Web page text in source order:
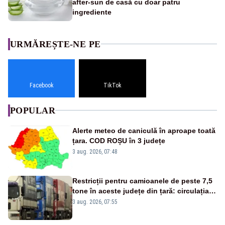
after-sun de casă cu doar patru
ingrediente
URMĂREȘTE-NE PE
Facebook TikTok
POPULAR
Alerte meteo de caniculă în aproape toată
țara. COD ROȘU în 3 județe
3 aug. 2026, 07:48
Restricții pentru camioanele de peste 7,5
tone în aceste județe din țară: circulația
este interzisă luni, între orele 12:00 și
3 aug. 2026, 07:55